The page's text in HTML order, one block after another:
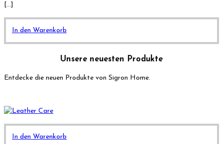
[…]
In den Warenkorb
Unsere neuesten Produkte
Entdecke die neuen Produkte von Sigron Home.
In den Warenkorb